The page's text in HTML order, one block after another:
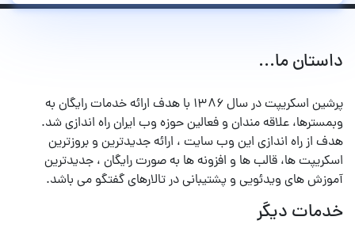
داستان ما...
پرشین اسکریپت در سال ۱۳۸۶ با هدف ارائه خدمات رایگان به
وبمسترها، علاقه مندان و فعالین حوزه وب ایران راه اندازی شد.
هدف از راه اندازی این وب سایت ، ارائه جدیدترین و بروزترین
اسکریپت ها، قالب ها و افزونه ها به صورت رایگان ، جدیدترین
آموزش های ویدئویی و پشتیبانی در تالارهای گفتگو می باشد.
خدمات دیگر